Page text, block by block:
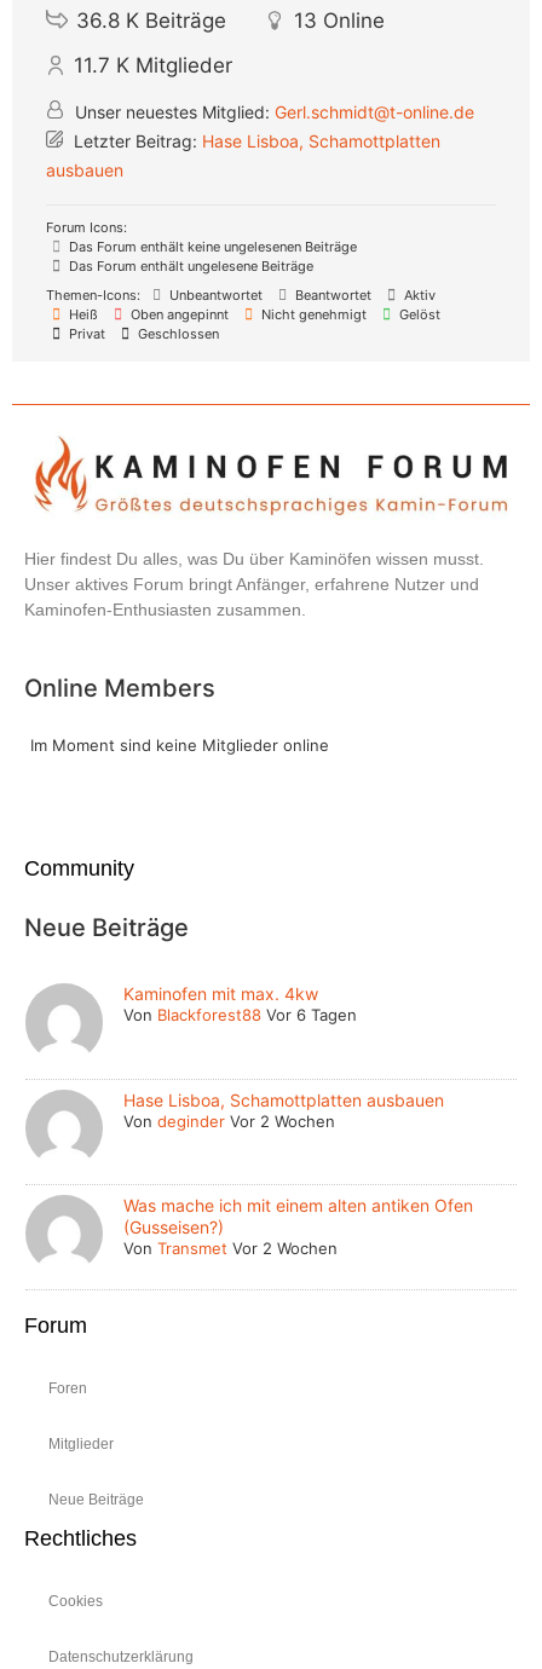
36.8 K Beiträge 13 Online
11.7 K Mitglieder
Unser neuestes Mitglied: Gerl.schmidt@t-online.de
Letzter Beitrag: Hase Lisboa, Schamottplatten
ausbauen
Forum Icons:
Das Forum enthält keine ungelesenen Beiträge
Das Forum enthält ungelesene Beiträge
Themen-Icons:
Unbeantwortet Beantwortet
Aktiv
Heiß
Oben angepinnt Nicht genehmigt
Gelöst
Privat
Geschlossen
Hier findest Du alles, was Du über Kaminöfen wissen musst.
Unser aktives Forum bringt Anfänger, erfahrene Nutzer und
Kaminofen-Enthusiasten zusammen.
Online Members
Im Moment sind keine Mitglieder online
Community
Neue Beiträge
Kaminofen mit max. 4kw
Von Blackforest88 Vor 6 Tagen
Hase Lisboa, Schamottplatten ausbauen
Vondeginder Vor 2 Wochen
Was mache ich mit einem alten antiken Ofen
(Gusseisen?)
VonTransmet Vor 2 Wochen
Forum
Foren
Mitglieder
Neue Beiträge
Rechtliches
Cookies
Datenschutzerklärung